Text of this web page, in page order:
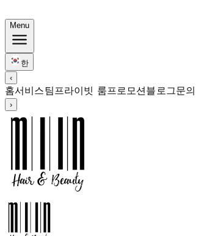
Menu
한
‹
홈서비스팀프라이빗 룸프로모션블로그문의
›